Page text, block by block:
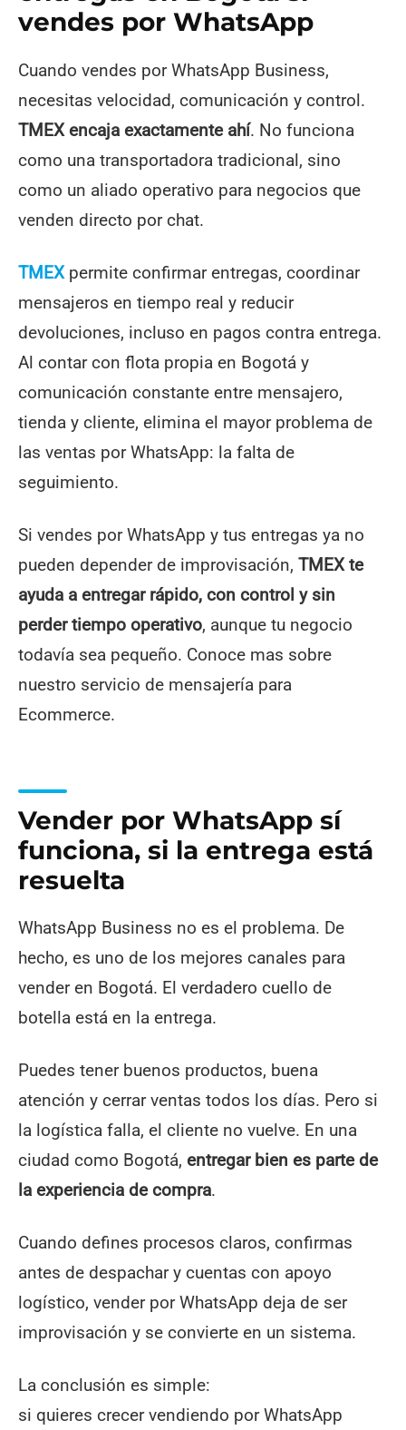
vendes por WhatsApp
Cuando vendes por WhatsApp Business,
necesitas velocidad, comunicación y control.
TMEX encaja exactamente ahí. No funciona
como una transportadora tradicional, sino
como un aliado operativo para negocios que
venden directo por chat.
TMEXpermite confirmar entregas, coordinar
mensajeros en tiempo real y reducir
devoluciones, incluso en pagos contra entrega.
Al contar con flota propia en Bogotá y
comunicación constante entre mensajero,
tienda y cliente, elimina el mayor problema de
las ventas por WhatsApp: la falta de
seguimiento.
Si vendes por WhatsApp y tus entregas ya no
pueden depender de improvisación, TMEX te
ayuda a entregar rápido, con control y sin
perder tiempo operativo, aunque tu negocio
todavía sea pequeño. Conoce mas sobre
nuestro servicio de mensajería para
Ecommerce.
Vender por WhatsApp sí
funciona, si la entrega está
resuelta
WhatsApp Business no es el problema. De
hecho, es uno de los mejores canales para
vender en Bogotá. El verdadero cuello de
botella está en la entrega.
Puedes tener buenos productos, buena
atención y cerrar ventas todos los días. Pero si
la logística falla, el cliente no vuelve. En una
ciudad como Bogotá, entregar bien es parte de
la experiencia de compra.
Cuando defines procesos claros, confirmas
antes de despachar y cuentas con apoyo
logístico, vender por WhatsApp deja de ser
improvisación y se convierte en un sistema.
La conclusión es simple:
si quieres crecer vendiendo por WhatsApp